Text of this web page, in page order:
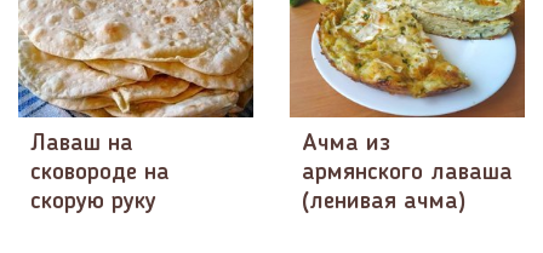
Лаваш на
сковороде на
скорую руку
Ачма из
армянского лаваша
(ленивая ачма)